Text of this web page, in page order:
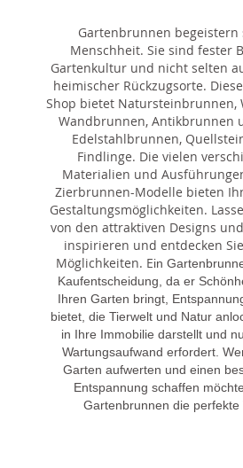
Gartenbrunnen begeistern
Menschheit. Sie sind fester
Gartenkultur und nicht selten
heimischer Rückzugsorte.
Shop bietet Natursteinbrunnen,
Wandbrunnen, Antikbrunnen
Edelstahlbrunnen,
Findlinge. Die vielen
Materialien und
Zierbrunnen-Modelle bieten
Gestaltungsmöglichkeiten.
von den attraktiven Designs
inspirieren und entdecken
Möglichkeiten. Ein
Kaufentscheidung, da er
Ihren Garten bringt,
bietet, die Tierwelt und Natur
in Ihre Immobilie darstellt und
Wartungsaufwand erfordert.
Garten aufwerten und einen
Entspannung schaffen
Gartenbrunnen die perfekte